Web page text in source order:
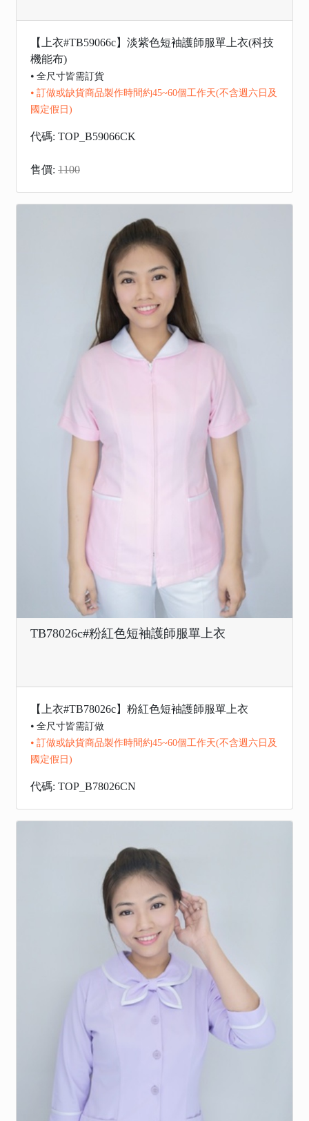
【上衣#TB59066c】淡紫色短袖護師服單上衣(科技
機能布)
⦁ 全尺寸皆需訂貨
⦁ 訂做或缺貨商品製作時間約45~60個工作天(不含週六日及
國定假日)
代碼: TOP_B59066CK
售價: 1100
TB78026c#粉紅色短袖護師服單上衣
【上衣#TB78026c】粉紅色短袖護師服單上衣
⦁ 全尺寸皆需訂做
⦁ 訂做或缺貨商品製作時間約45~60個工作天(不含週六日及
國定假日)
代碼: TOP_B78026CN